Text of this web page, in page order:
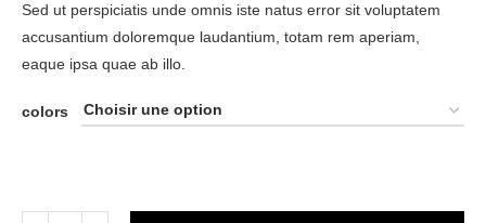
Sed ut perspiciatis unde omnis iste natus error sit voluptatem
accusantium doloremque laudantium, totam rem aperiam,
eaque ipsa quae ab illo.
colors